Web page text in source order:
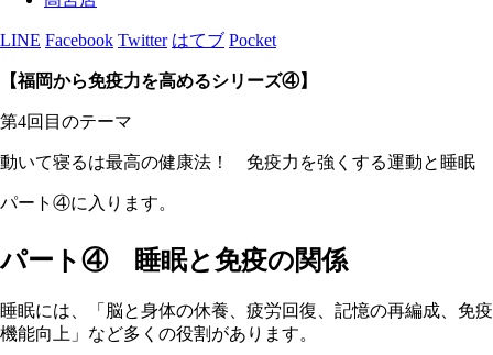
LINE Facebook Twitter はてブ Pocket
【福岡から免疫力を高めるシリーズ④】
第4回目のテーマ
動いて寝るは最高の健康法！ 免疫力を強くする運動と睡眠
パート④に入ります。
パート④ 睡眠と免疫の関係
睡眠には、「脳と身体の休養、疲労回復、記憶の再編成、免疫
機能向上」など多くの役割があります。